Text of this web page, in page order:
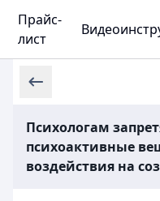
Прайс-
лист
Психологам
психоактивные
воздействия на